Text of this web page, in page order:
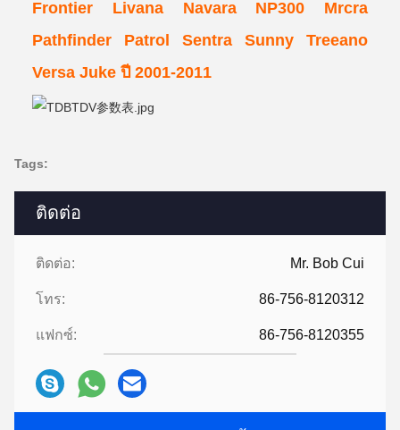
ติดต่อ
ติดต่อ: Mr. Bob Cui
โทร: 86-756-8120312
แฟกซ์: 86-756-8120355
Frontier Livana Navara NP300 Mrcra
Pathfinder Patrol Sentra Sunny Treeano
Versa Juke ปี 2001-2011
Tags: